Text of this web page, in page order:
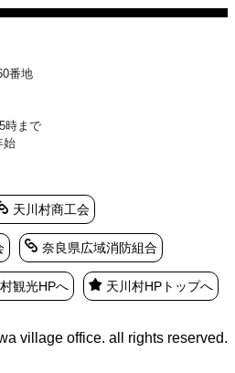
番地
時まで
始
天川村商工会
奈良県広域消防組合
観光HPへ 天川村HPトップへ
village office. all rights reserved.